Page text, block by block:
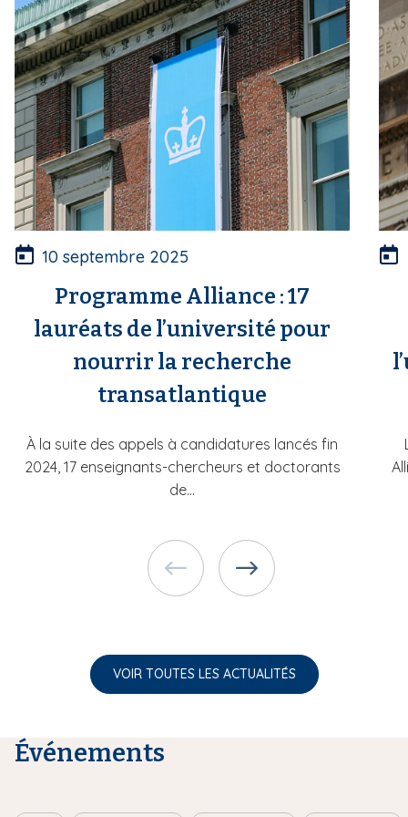
10 septembre 2025
Programme Alliance : 17
lauréats de l’université pour
nourrir la recherche
transatlantique
À la suite des appels à candidatures lancés fin
2024, 17 enseignants-chercheurs et doctorants
de...
VOIR TOUTES LES ACTUALITÉS
Événements